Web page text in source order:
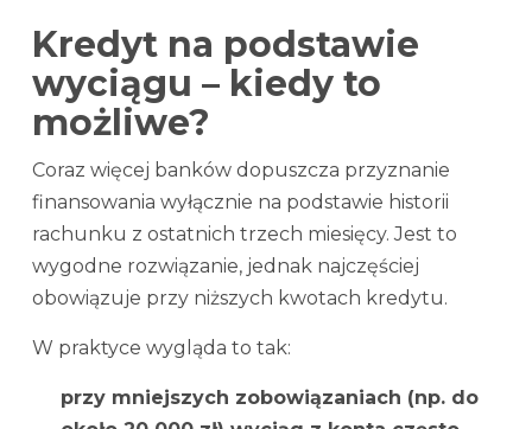
Kredyt na podstawie
wyciągu – kiedy to
możliwe?
Coraz więcej banków dopuszcza przyznanie
finansowania wyłącznie na podstawie historii
rachunku z ostatnich trzech miesięcy. Jest to
wygodne rozwiązanie, jednak najczęściej
obowiązuje przy niższych kwotach kredytu.
W praktyce wygląda to tak:
przy mniejszych zobowiązaniach (np. do